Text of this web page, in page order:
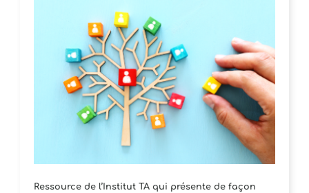
Ressource de l’Institut TA qui présente de façon